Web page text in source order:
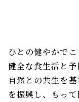
ひとの健やかで
健全な食生活と予
自然との共生を
を振興し、もっ